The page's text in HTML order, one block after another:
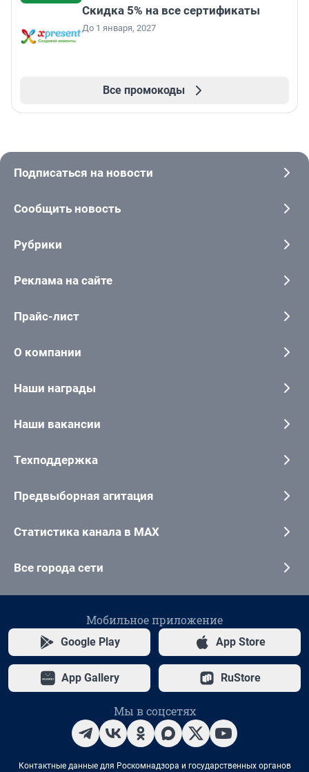
Скидка 5% на все сертификаты
До 1 января, 2027
Все промокоды
Подписаться на новости
Сообщить новость
Рубрики
Реклама на сайте
Прайс-лист
О компании
Наши награды
Наши вакансии
Техподдержка
Предвыборная агитация
Статистика канала в MAX
Все города сети
Мобильное приложение
Google Play App Store
App Gallery RuStore
Мы в соцсетях
Контактные данные для Роскомнадзора и государственных органов